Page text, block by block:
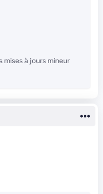
mises à jours mineur